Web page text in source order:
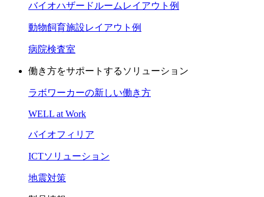
バイオハザードルームレイアウト例
動物飼育施設レイアウト例
病院検査室
働き方をサポートするソリューション
ラボワーカーの新しい働き方
WELL at Work
バイオフィリア
ICTソリューション
地震対策